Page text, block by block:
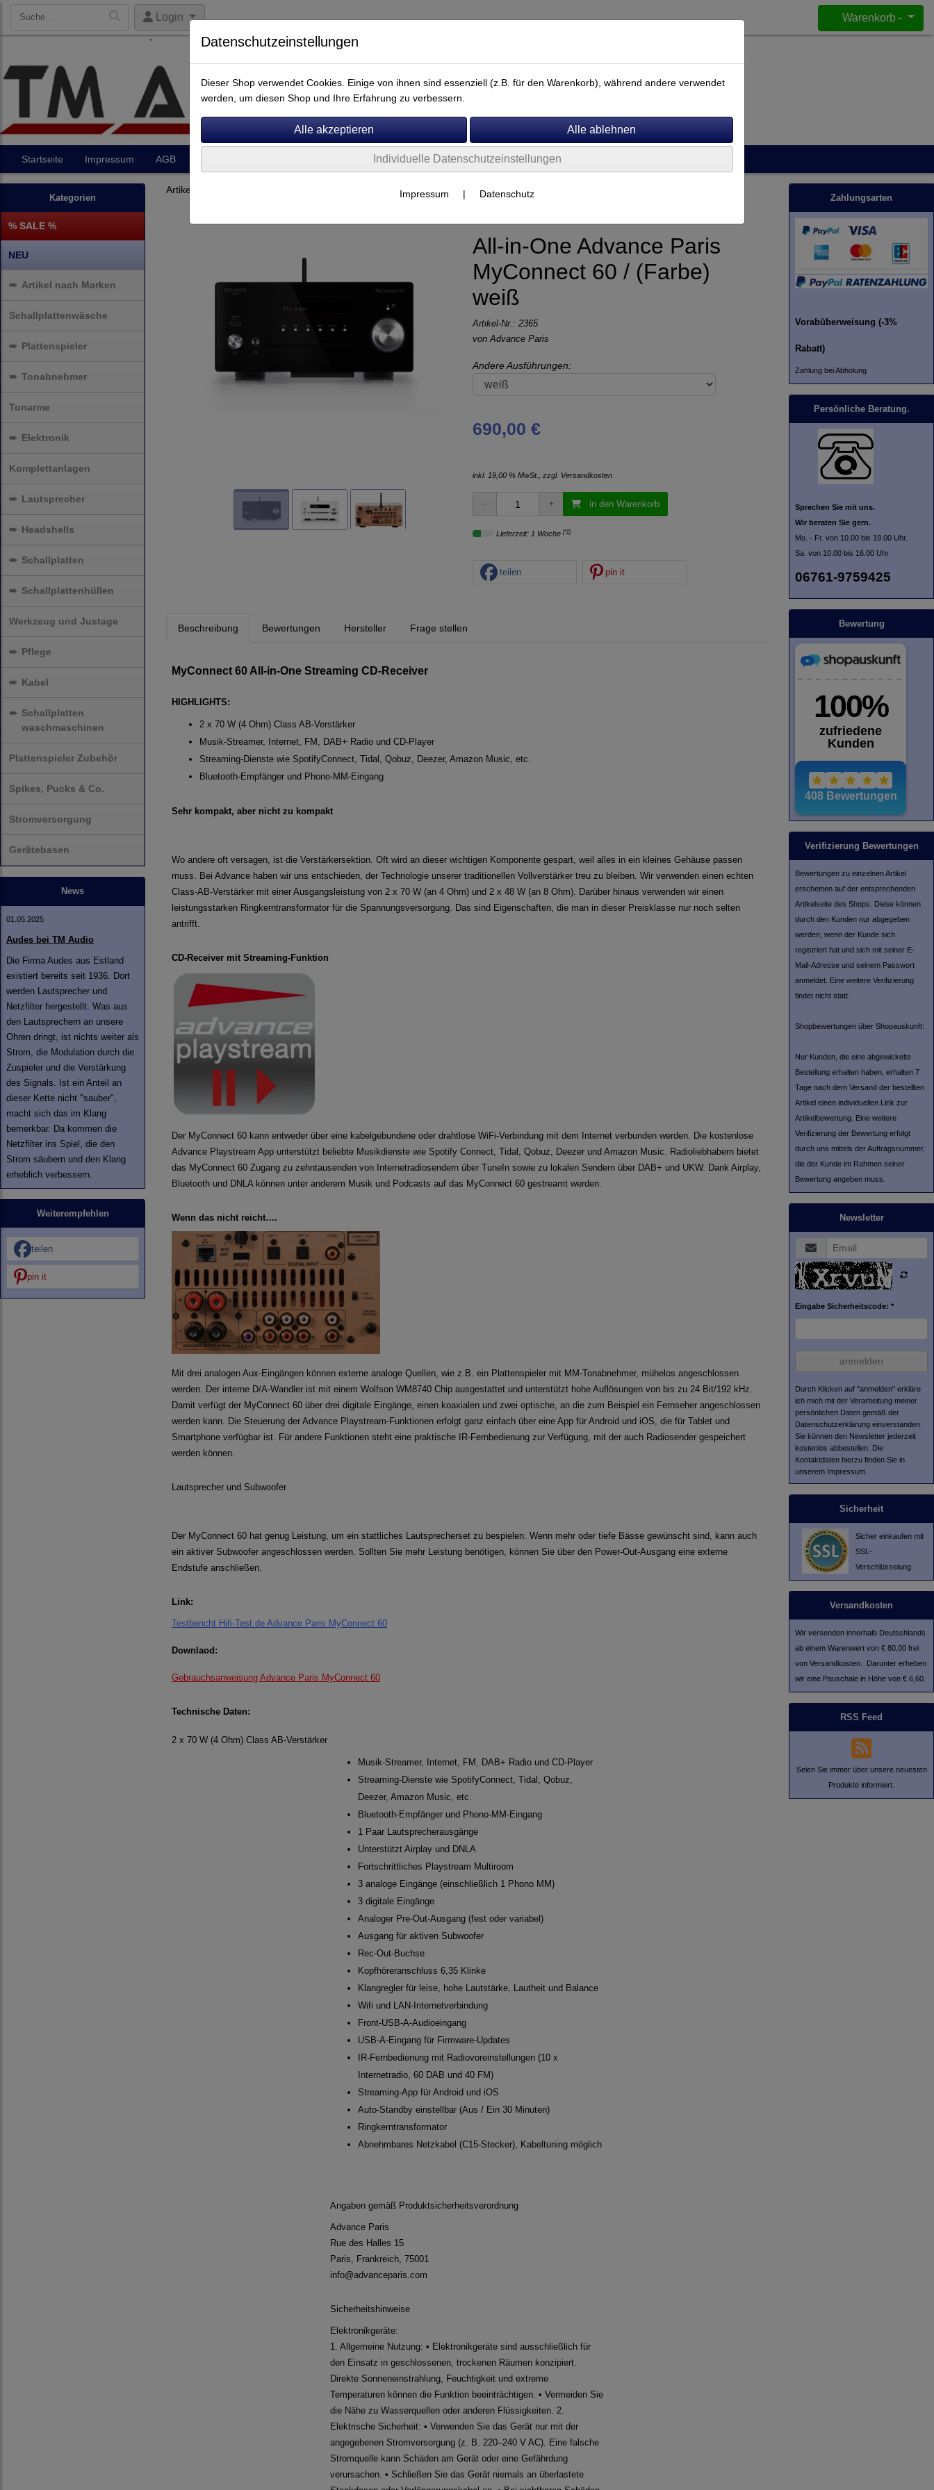
Login Warenkorb -
Startseite Impressum AGB
Kategorien
% SALE %
NEU
➨ Artikel nach Marken
Schallplattenwäsche
➨ Plattenspieler
➨ Tonabnehmer
Tonarme
➨ Elektronik
Komplettanlagen
➨ Lautsprecher
➨ Headshells
➨ Schallplatten
➨ Schallplattenhüllen
Werkzeug und Justage
➨ Pflege
➨ Kabel
➨ Schallplatten
waschmaschinen
Plattenspieler Zubehör
Spikes, Pucks & Co.
Stromversorgung
Gerätebasen
News
01.05.2025
Audes bei TM Audio
Die Firma Audes aus Estland
existiert bereits seit 1936. Dort
werden Lautsprecher und
Netzfilter hergestellt. Was aus
den Lautsprechern an unsere
Ohren dringt, ist nichts weiter als
Strom, die Modulation durch die
Zuspieler und die Verstärkung
des Signals. Ist ein Anteil an
dieser Kette nicht "sauber",
macht sich das im Klang
bemerkbar. Da kommen die
Netzfilter ins Spiel, die den
Strom säubern und den Klang
erheblich verbessern.
Weiterempfehlen
teilen
pin it
Artikel nach Marken
All-in-One Advance Paris
MyConnect 60 / (Farbe)
weiß
Artikel-Nr.: 2365
vonAdvance Paris
Andere Ausführungen:
690,00 €
inkl. 19,00 % MwSt., zzgl. Versandkosten
in den Warenkorb
Lieferzeit: 1 Woche [*2]
teilen pin it
Beschreibung Bewertungen Hersteller Frage stellen
MyConnect 60 All-in-One Streaming CD-Receiver
HIGHLIGHTS:
2 x 70 W (4 Ohm) Class AB-Verstärker
Musik-Streamer, Internet, FM, DAB+ Radio und CD-Player
Streaming-Dienste wie SpotifyConnect, Tidal, Qobuz, Deezer, Amazon Music, etc.
Bluetooth-Empfänger und Phono-MM-Eingang
Sehr kompakt, aber nicht zu kompakt
Wo andere oft versagen, ist die Verstärkersektion. Oft wird an dieser wichtigen Komponente gespart, weil alles in ein kleines Gehäuse passen
muss. Bei Advance haben wir uns entschieden, der Technologie unserer traditionellen Vollverstärker treu zu bleiben. Wir verwenden einen echten
Class-AB-Verstärker mit einer Ausgangsleistung von 2 x 70 W (an 4 Ohm) und 2 x 48 W (an 8 Ohm). Darüber hinaus verwenden wir einen
leistungsstarken Ringkerntransformator für die Spannungsversorgung. Das sind Eigenschaften, die man in dieser Preisklasse nur noch selten
antrifft.
CD-Receiver mit Streaming-Funktion
Der MyConnect 60 kann entweder über eine kabelgebundene oder drahtlose WiFi-Verbindung mit dem Internet verbunden werden. Die kostenlose
Advance Playstream App unterstützt beliebte Musikdienste wie Spotify Connect, Tidal, Qobuz, Deezer und Amazon Music. Radioliebhabern bietet
das MyConnect 60 Zugang zu zehntausenden von Internetradiosendern über TuneIn sowie zu lokalen Sendern über DAB+ und UKW. Dank Airplay,
Bluetooth und DNLA können unter anderem Musik und Podcasts auf das MyConnect 60 gestreamt werden.
Wenn das nicht reicht….
Mit drei analogen Aux-Eingängen können externe analoge Quellen, wie z.B. ein Plattenspieler mit MM-Tonabnehmer, mühelos angeschlossen
werden. Der interne D/A-Wandler ist mit einem Wolfson WM8740 Chip ausgestattet und unterstützt hohe Auflösungen von bis zu 24 Bit/192 kHz.
Damit verfügt der MyConnect 60 über drei digitale Eingänge, einen koaxialen und zwei optische, an die zum Beispiel ein Fernseher angeschlossen
werden kann. Die Steuerung der Advance Playstream-Funktionen erfolgt ganz einfach über eine App für Android und iOS, die für Tablet und
Smartphone verfügbar ist. Für andere Funktionen steht eine praktische IR-Fernbedienung zur Verfügung, mit der auch Radiosender gespeichert
werden können.
Lautsprecher und Subwoofer
Der MyConnect 60 hat genug Leistung, um ein stattliches Lautsprecherset zu bespielen. Wenn mehr oder tiefe Bässe gewünscht sind, kann auch
ein aktiver Subwoofer angeschlossen werden. Sollten Sie mehr Leistung benötigen, können Sie über den Power-Out-Ausgang eine externe
Endstufe anschließen.
Link:
Testbericht Hifi-Test.de Advance Paris MyConnect 60
Downlaod:
Gebrauchsanweisung Advance Paris MyConnect 60
Technische Daten:
2 x 70 W (4 Ohm) Class AB-Verstärker
Musik-Streamer, Internet, FM, DAB+ Radio und CD-Player
Streaming-Dienste wie SpotifyConnect, Tidal, Qobuz,
Deezer, Amazon Music, etc.
Bluetooth-Empfänger und Phono-MM-Eingang
1 Paar Lautsprecherausgänge
Unterstützt Airplay und DNLA
Fortschrittliches Playstream Multiroom
3 analoge Eingänge (einschließlich 1 Phono MM)
3 digitale Eingänge
Analoger Pre-Out-Ausgang (fest oder variabel)
Ausgang für aktiven Subwoofer
Rec-Out-Buchse
Kopfhöreranschluss 6,35 Klinke
Klangregler für leise, hohe Lautstärke, Lautheit und Balance
Wifi und LAN-Internetverbindung
Front-USB-A-Audioeingang
USB-A-Eingang für Firmware-Updates
IR-Fernbedienung mit Radiovoreinstellungen (10 x
Internetradio, 60 DAB und 40 FM)
Streaming-App für Android und iOS
Auto-Standby einstellbar (Aus / Ein 30 Minuten)
Ringkerntransformator
Abnehmbares Netzkabel (C15-Stecker), Kabeltuning möglich
Angaben gemäß Produktsicherheitsverordnung
Advance Paris
Rue des Halles 15
Paris, Frankreich, 75001
info@advanceparis.com
Sicherheitshinweise
Elektronikgeräte:
1. Allgemeine Nutzung: • Elektronikgeräte sind ausschließlich für
den Einsatz in geschlossenen, trockenen Räumen konzipiert.
Direkte Sonneneinstrahlung, Feuchtigkeit und extreme
Temperaturen können die Funktion beeinträchtigen. • Vermeiden Sie
die Nähe zu Wasserquellen oder anderen Flüssigkeiten. 2.
Elektrische Sicherheit: • Verwenden Sie das Gerät nur mit der
angegebenen Stromversorgung (z. B. 220–240 V AC). Eine falsche
Stromquelle kann Schäden am Gerät oder eine Gefährdung
verursachen. • Schließen Sie das Gerät niemals an überlastete
Zahlungsarten
Vorabüberweisung (-3%
Rabatt)
Zahlung bei Abholung
Persönliche Beratung.
Sprechen Sie mit uns.
Wir beraten Sie gern.
Mo. - Fr. von 10.00 bis 19.00 Uhr.
Sa. von 10.00 bis 16.00 Uhr
06761-9759425
Bewertung
Verifizierung Bewertungen
Bewertungen zu einzelnen Artikel
erscheinen auf der entsprechenden
Artikelseite des Shops. Diese können
durch den Kunden nur abgegeben
werden, wenn der Kunde sich
registriert hat und sich mit seiner E-
Mail-Adresse und seinem Passwort
anmeldet. Eine weitere Verifizierung
findet nicht statt.
Shopbewertungen über Shopauskunft:
Nur Kunden, die eine abgewickelte
Bestellung erhalten haben, erhalten 7
Tage nach dem Versand der bestellten
Artikel einen individuellen Link zur
Artikelbewertung. Eine weitere
Verifizierung der Bewertung erfolgt
durch uns mittels der Auftragsnummer,
die der Kunde im Rahmen seiner
Bewertung angeben muss.
Newsletter
Eingabe Sicherheitscode: *
anmelden
Durch Klicken auf "anmelden" erkläre
ich mich mit der Verarbeitung meiner
persönlichen Daten gemäß der
Datenschutzerklärung einverstanden.
Sie können den Newsletter jederzeit
kostenlos abbestellen. Die
Kontaktdaten hierzu finden Sie in
unserem Impressum.
Sicherheit
Sicher einkaufen mit
SSL-
Verschlüsselung.
Versandkosten
Wir versenden innerhalb Deutschlands
ab einem Warenwert von € 80,00 frei
von Versandkosten. Darunter erheben
wir eine Pauschale in Höhe von € 6,60.
RSS Feed
Seien Sie immer über unsere neuesten
Produkte informiert.
Datenschutzeinstellungen
Dieser Shop verwendet Cookies. Einige von ihnen sind essenziell (z.B. für den Warenkorb), während andere verwendet
werden, um diesen Shop und Ihre Erfahrung zu verbessern.
Individuelle Datenschutzeinstellungen
Impressum | Datenschutz